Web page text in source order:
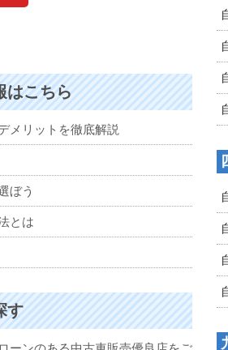
はこちら
メリットを徹底解説
ぼう
とは
す